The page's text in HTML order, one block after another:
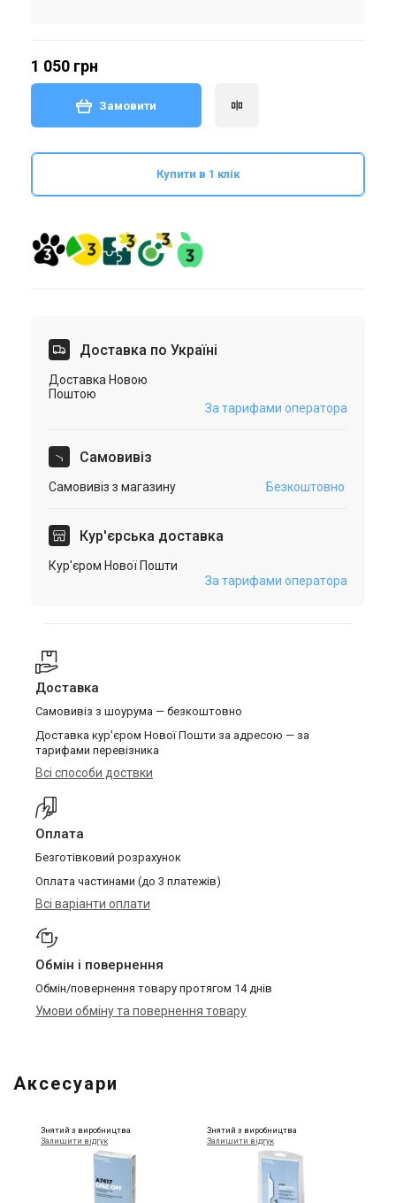
1 050 грн
Замовити
Купити в 1 клік
Доставка по Україні
Доставка Новою
Поштою
За тарифами оператора
Самовивіз
Самовивіз з магазину Безкоштовно
Кур'єрська доставка
Кур'єром Нової Пошти
За тарифами оператора
Доставка
Самовивіз з шоурума — безкоштовно
Доставка кур'єром Нової Пошти за адресою — за
тарифами перевізника
Всі способи доствки
Оплата
Безготівковий розрахунок
Оплата частинами (до 3 платежів)
Всі варіанти оплати
Обмін і повернення
Обмін/повернення товару протягом 14 днів
Умови обміну та повернення товару
Аксесуари
Знятий з виробництва
Залишити відгук
Знятий з виробництва
Залишити відгук